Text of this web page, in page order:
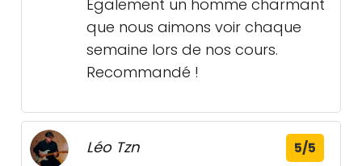
Également un homme charmant
que nous aimons voir chaque
semaine lors de nos cours.
Recommandé !
Léo Tzn 5/5